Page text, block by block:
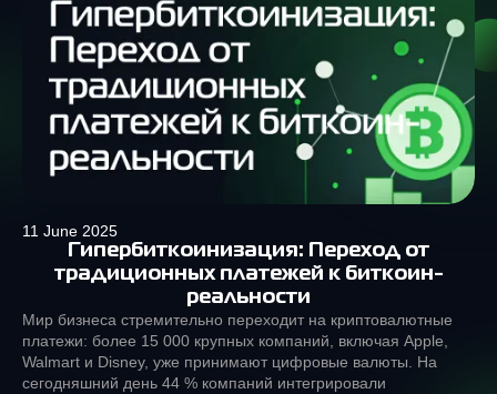
11 June 2025
Гипербиткоинизация: Переход от
традиционных платежей к биткоин-
реальности
Мир бизнеса стремительно переходит на криптовалютные
платежи: более 15 000 крупных компаний, включая Apple,
Walmart и Disney, уже принимают цифровые валюты. На
сегодняшний день 44 % компаний интегрировали